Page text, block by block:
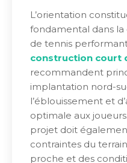
L’orientation
fondamental dans la
de tennis
construction court
recommandent
implantation nord-
l’éblouissement et
optimale aux
projet doit
contraintes du
proche et des